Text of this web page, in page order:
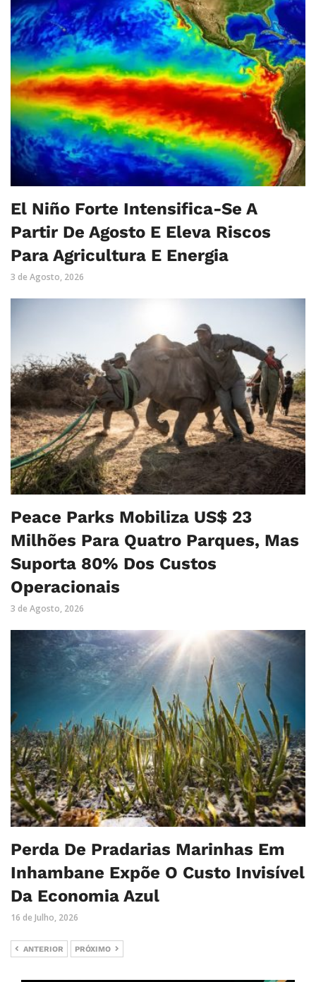
El Niño Forte Intensifica-Se A
Partir De Agosto E Eleva Riscos
Para Agricultura E Energia
3 de Agosto, 2026
Peace Parks Mobiliza US$ 23
Milhões Para Quatro Parques, Mas
Suporta 80% Dos Custos
Operacionais
3 de Agosto, 2026
Perda De Pradarias Marinhas Em
Inhambane Expõe O Custo Invisível
Da Economia Azul
16 de Julho, 2026
ANTERIOR PRÓXIMO